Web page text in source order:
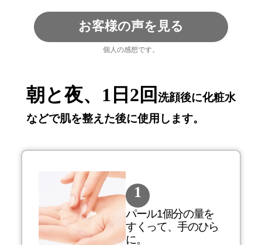
お客様の声を見る
個人の感想です。
朝と夜、1日2回 洗顔後に化粧水
などで肌を整えた後に使用します。
1
パール1個分の量を
すくって、手のひら
に。